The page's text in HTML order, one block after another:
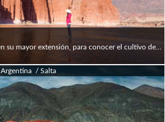
Argentina / Salta